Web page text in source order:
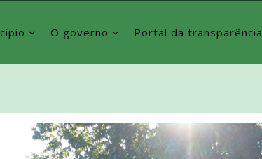
O governo Portal da transparência